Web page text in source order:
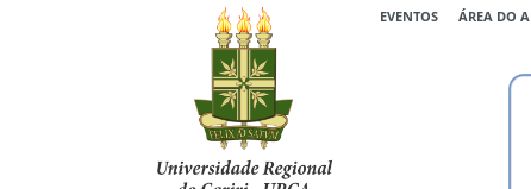
EVENTOS ÁREA DO